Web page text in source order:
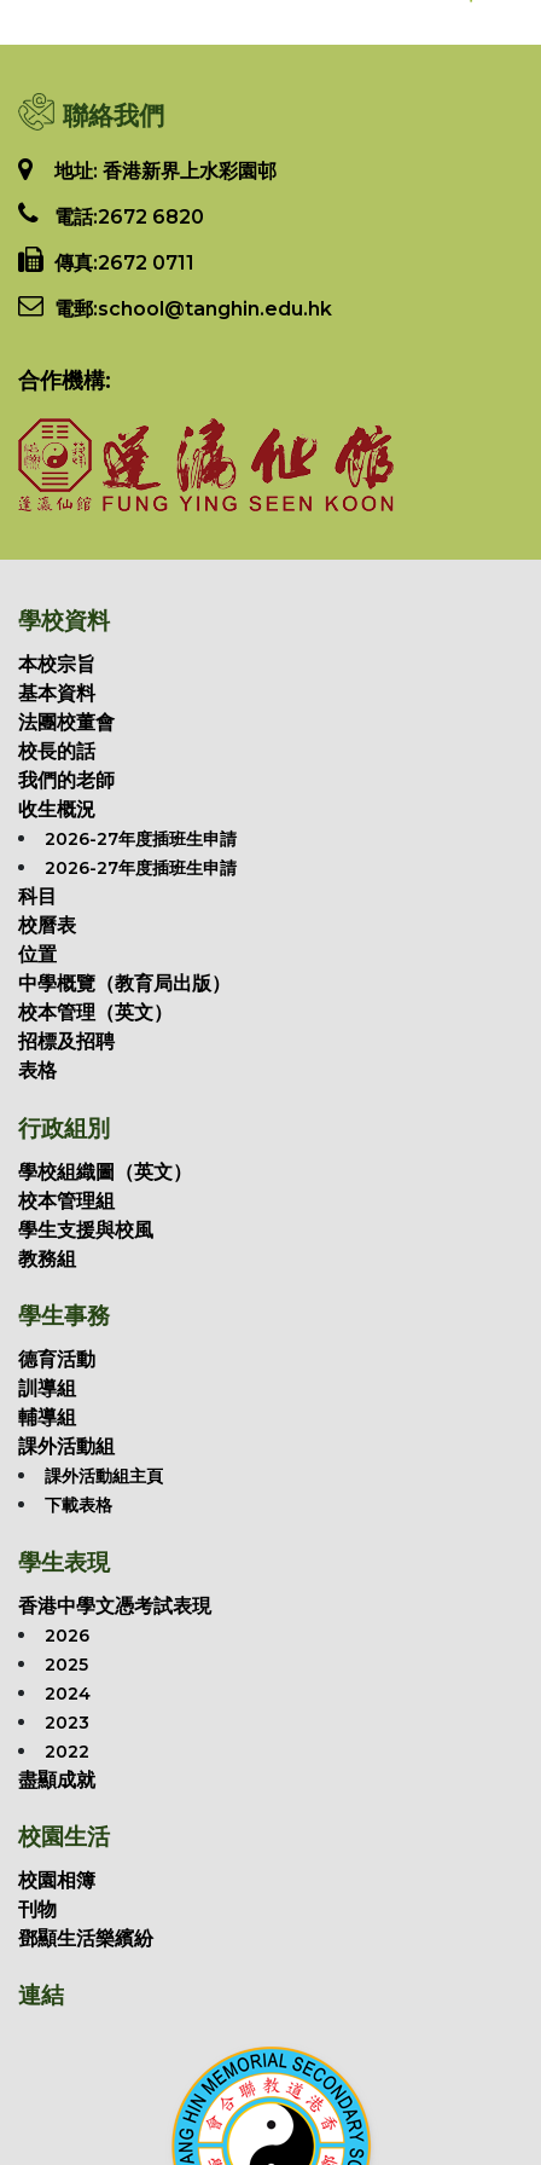
聯絡我們
地址: 香港新界上水彩園邨
電話:2672 6820
傳真:2672 0711
電郵:school@tanghin.edu.hk
合作機構:
學校資料
本校宗旨
基本資料
法團校董會
校長的話
我們的老師
收生概況
2026-27年度插班生申請
2026-27年度插班生申請
科目
校曆表
位置
中學概覽（教育局出版）
校本管理（英文）
招標及招聘
表格
行政組別
學校組織圖（英文）
校本管理組
學生支援與校風
教務組
學生事務
德育活動
訓導組
輔導組
課外活動組
課外活動組主頁
下載表格
學生表現
香港中學文憑考試表現
2026
2025
2024
2023
2022
盡顯成就
校園生活
校園相簿
刊物
鄧顯生活樂繽紛
連結